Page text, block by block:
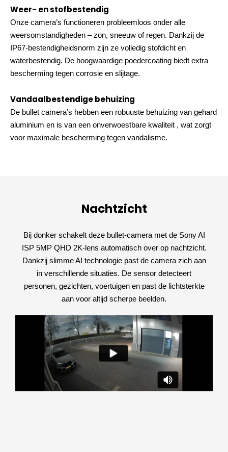
Weer- en stofbestendig
Onze camera’s functioneren probleemloos onder alle
weersomstandigheden – zon, sneeuw of regen. Dankzij de
IP67-bestendigheidsnorm zijn ze volledig stofdicht en
waterbestendig. De hoogwaardige poedercoating biedt extra
bescherming tegen corrosie en slijtage.
Vandaalbestendige behuizing
De bullet camera’s hebben een robuuste behuizing van gehard
aluminium en is van een onverwoestbare kwaliteit , wat zorgt
voor maximale bescherming tegen vandalisme.
Nachtzicht
Bij donker schakelt deze bullet-camera met de Sony AI
ISP 5MP QHD 2K-lens automatisch over op nachtzicht.
Dankzij slimme AI technologie past de camera zich aan
in verschillende situaties. De sensor detecteert
personen, gezichten, voertuigen en past de lichtsterkte
aan voor altijd scherpe beelden.